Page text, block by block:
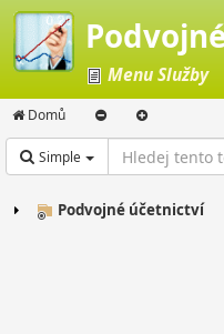
Menu Služby
Domů
Simple
Podvojné účetnictví